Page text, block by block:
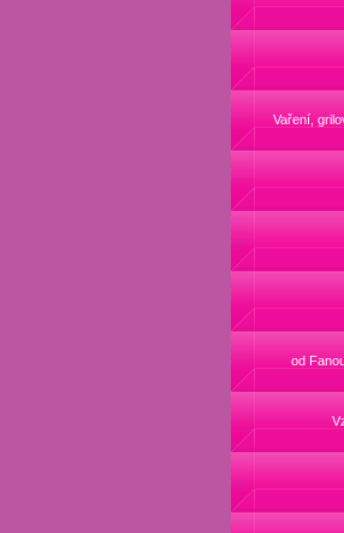
Vaření,
od